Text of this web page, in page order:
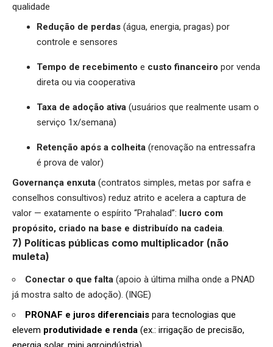
qualidade
Redução de perdas (água, energia, pragas) por
controle e sensores
Tempo de recebimento e custo financeiro por venda
direta ou via cooperativa
Taxa de adoção ativa (usuários que realmente usam o
serviço 1x/semana)
Retenção após a colheita (renovação na entressafra
é prova de valor)
Governança enxuta (contratos simples, metas por safra e
conselhos consultivos) reduz atrito e acelera a captura de
valor — exatamente o espírito “Prahalad”: lucro com
propósito, criado na base e distribuído na cadeia.
7) Políticas públicas como multiplicador (não
muleta)
Conectar o que falta (apoio à última milha onde a PNAD
já mostra salto de adoção). (INGE)
PRONAF e juros diferenciais para tecnologias que
elevem produtividade e renda (ex.: irrigação de precisão,